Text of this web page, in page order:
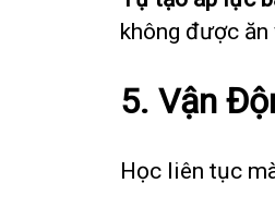
không được ăn
5. Vận
Học liên tục